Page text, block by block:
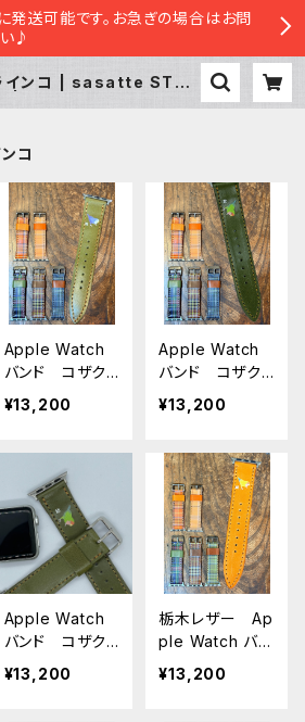
送可能です。お急ぎの場合はお問
♪
インコ | sasatte STOR
コ
Apple Watch
バンド コザク
ラインコ バイ
オレット グリー
レザー アップ
ルウォッチバン
ド 時計ベル
ト こざくらいん
こ AppleWatc
h 対応 バンド
シリーズ9 SE
2023 8 SE2 7
6 SE 5 4 3 2 1
¥13,200
Apple Watch
バンド コザク
ラインコ ノー
マル グリー
チェック 栃木
レザー アップ
ルウォッチバン
ド 時計ベル
ト こざくらいん
こ AppleWatc
h 対応 バンド
シリーズ9 SE
2023 8 SE2 7
6 SE 5 4 3 2 1
¥13,200
Apple Watch
バンド コザク
ラインコ ノー
マル グリー
¥13,200
栃木レザー Ap
ple Watch バン
ド コザクライン
コ イエロー
¥13,200